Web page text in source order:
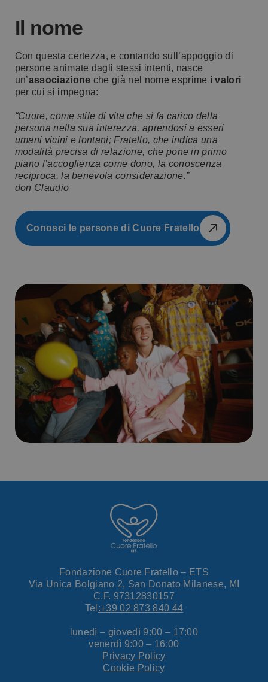
Il nome
Con questa certezza, e contando sull’appoggio di
persone animate dagli stessi intenti, nasce
un’associazione che già nel nome esprime i valori
per cui si impegna:
“Cuore, come stile di vita che si fa carico della
persona nella sua interezza, aprendosi a esseri
umani vicini e lontani; Fratello, che indica una
modalità precisa di relazione, che pone in primo
piano l’accoglienza come dono, la conoscenza
reciproca, la benevola considerazione.”
don Claudio
Conosci le persone di Cuore Fratello
Fondazione Cuore Fratello – ETS
Via Unica Bolgiano 2, San Donato Milanese, MI
C.F. 97312830157
Tel :+39 02 873 840 44
lunedì – giovedì 9:00 – 17:00
venerdì 9:00 – 16:00
Privacy Policy
Cookie Policy